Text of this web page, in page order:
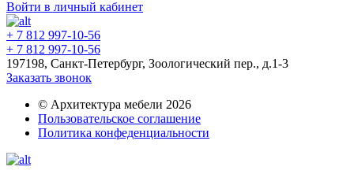
Войти в личный кабинет
+ 7 812 997-10-56
+ 7 812 997-10-56
197198, Санкт-Петербург, Зоологический пер., д.1-3
Заказать звонок
© Архитектура мебели 2026
Пользовательское соглашение
Политика конфеденциальности